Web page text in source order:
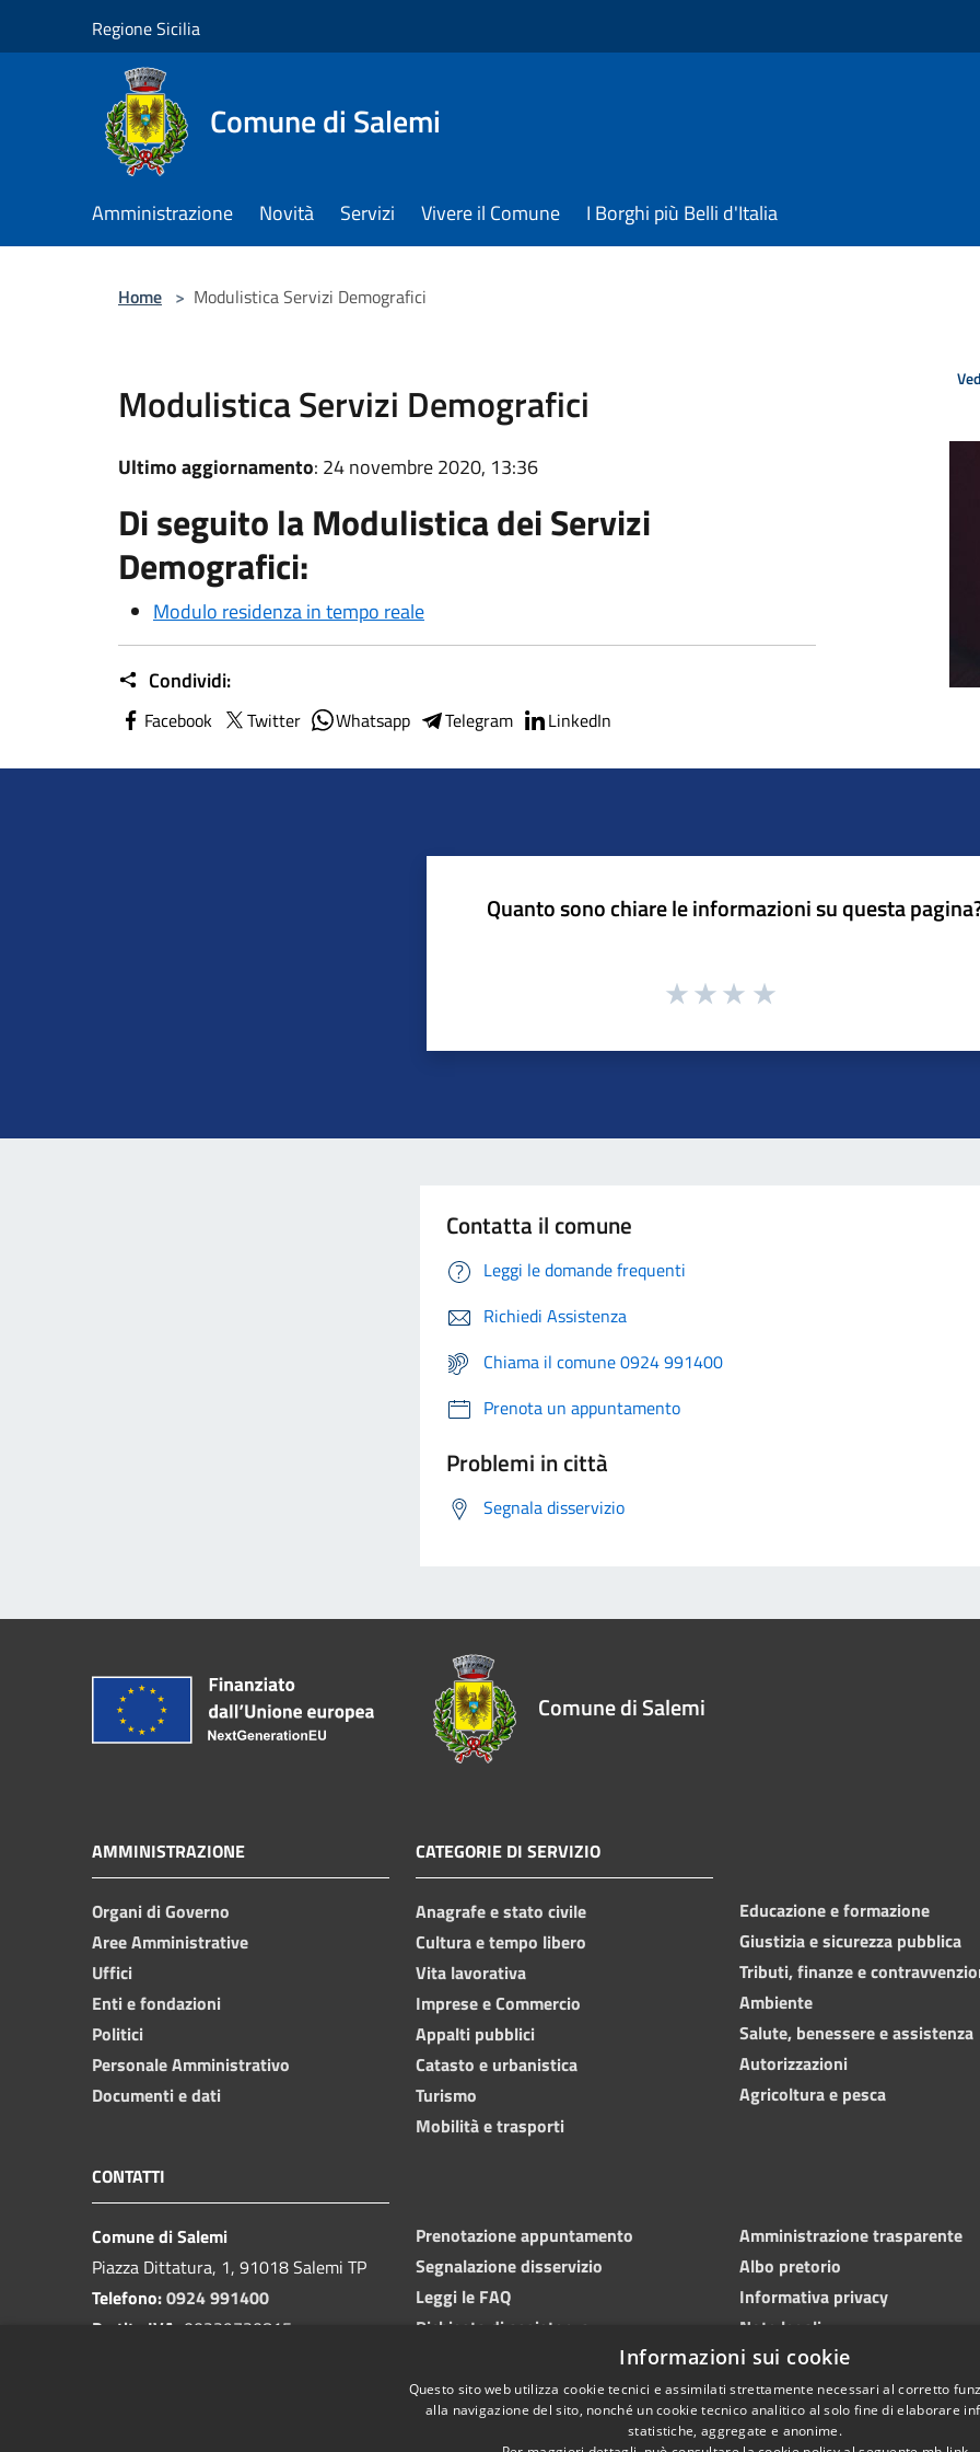
Regione Sicilia
Comune di Salemi
Amministrazione Novità Servizi Vivere il Comune I Borghi più Belli d'Italia
Home > Modulistica Servizi Demografici
Modulistica Servizi Demografici
Ultimo aggiornamento: 24 novembre 2020, 13:36
Di seguito la Modulistica dei Servizi
Demografici:
Modulo residenza in tempo reale
Condividi:
Facebook Twitter Whatsapp Telegram LinkedIn
Quanto sono chiare le informazioni su questa
Contatta il comune
Leggi le domande frequenti
Richiedi Assistenza
Chiama il comune 0924 991400
Prenota un appuntamento
Problemi in città
Segnala disservizio
Comune di Salemi
AMMINISTRAZIONE
Organi di Governo
Aree Amministrative
Uffici
Enti e fondazioni
Politici
Personale Amministrativo
Documenti e dati
CATEGORIE DI SERVIZIO
Anagrafe e stato civile
Cultura e tempo libero
Vita lavorativa
Imprese e Commercio
Appalti pubblici
Catasto e urbanistica
Turismo
Mobilità e trasporti
Educazione e formazione
Giustizia e sicurezza pubblica
Tributi, finanze e
Ambiente
Salute, benessere e assistenza
Autorizzazioni
Agricoltura e pesca
CONTATTI
Comune di Salemi
Piazza Dittatura, 1, 91018 Salemi TP
Telefono:0924 991400
Partita IVA: 00239730815
Prenotazione appuntamento
Segnalazione disservizio
Leggi le FAQ
Richiesta di assistenza
Amministrazione trasparente
Albo pretorio
Informativa privacy
Note legali
Dichiarazione di accessibilità
Informazioni sui cookie
Questo sito web utilizza cookie tecnici e assimilati strettamente necessari al corretto
alla navigazione del sito, nonché un cookie tecnico analitico al solo fine di elaborare
statistiche, aggregate e anonime.